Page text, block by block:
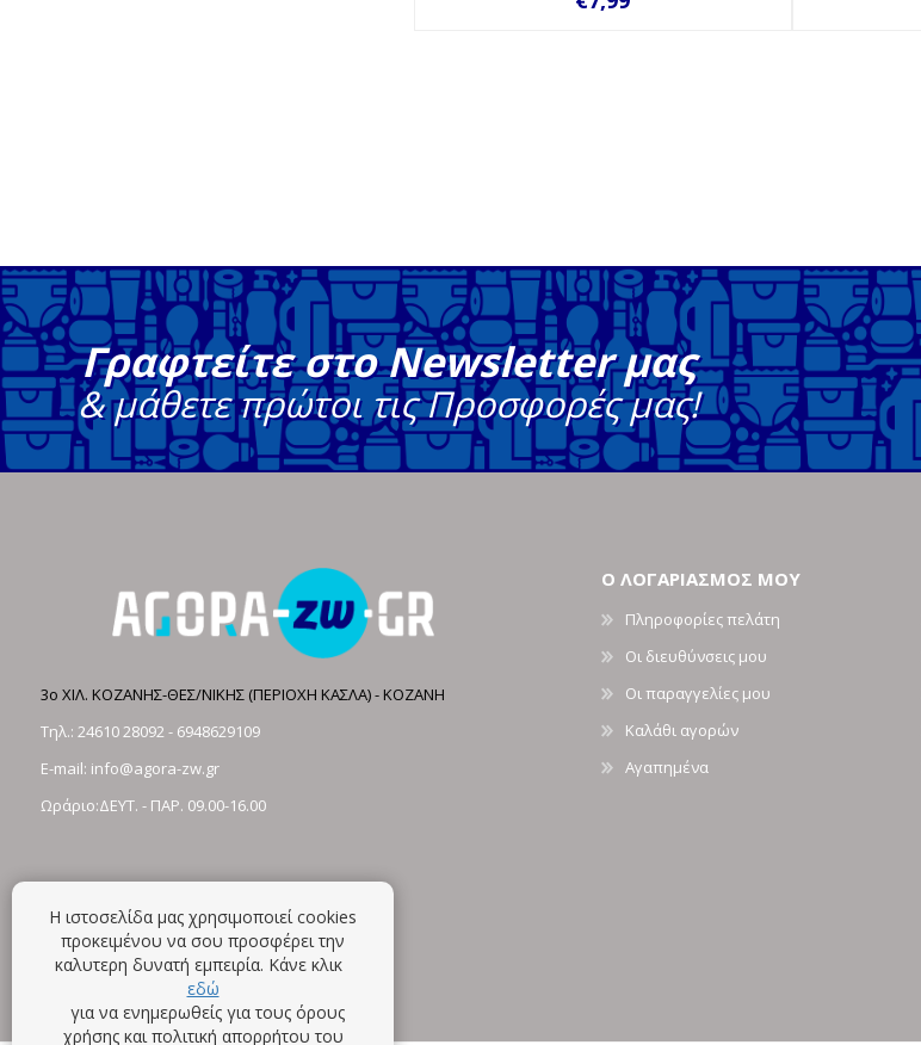
Γραφτείτε στο Newsletter μας
& μάθετε πρώτοι τις Προσφορές μας!
3ο ΧΙΛ. ΚΟΖΑΝΗΣ-ΘΕΣ/ΝΙΚΗΣ (ΠΕΡΙΟΧΗ ΚΑΣΛΑ) - ΚΟΖΑΝΗ
Τηλ.: 24610 28092- 6948629109
E-mail: info@agora-zw.gr
Ωράριο:ΔΕΥΤ. - ΠΑΡ. 09.00-16.00
Ο ΛΟΓΑΡΙΑΣΜΟΣ ΜΟΥ
Πληροφορίες πελάτη
Οι διευθύνσεις μου
Οι παραγγελίες μου
Καλάθι αγορών
Αγαπημένα
Η ιστοσελίδα μας χρησιμοποιεί cookies
προκειμένου να σου προσφέρει την
καλυτερη δυνατή εμπειρία. Κάνε κλικ
εδώ
για να ενημερωθείς για τους όρους
χρήσης και πολιτική απορρήτου του